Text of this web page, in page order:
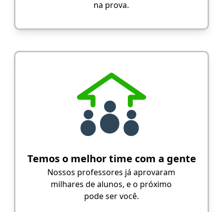
na prova.
Temos o melhor time com a gente
Nossos professores já aprovaram
milhares de alunos, e o próximo
pode ser você.